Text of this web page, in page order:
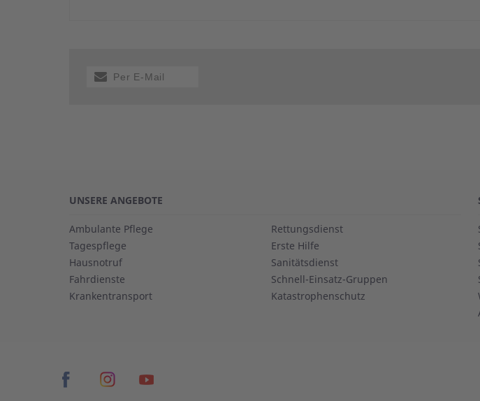
Per E-Mail
UNSERE ANGEBOTE
Ambulante Pflege
Tagespflege
Hausnotruf
Fahrdienste
Krankentransport
Rettungsdienst
Erste Hilfe
Sanitätsdienst
Schnell-Einsatz-Gruppen
Katastrophenschutz